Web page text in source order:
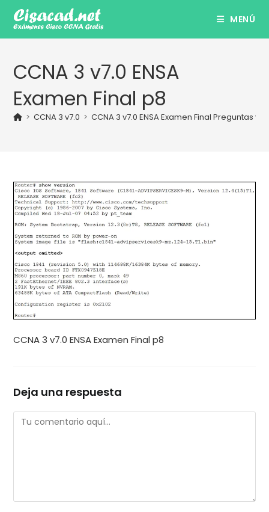
contenido
MENÚ
CCNA 3 v7.0 ENSA
Examen Final p8
> CCNA 3 v7.0 > CCNA 3 v7.0 ENSA Examen Final Preguntas y
CCNA 3 v7.0 ENSA Examen Final p8
Deja una respuesta
Comentario